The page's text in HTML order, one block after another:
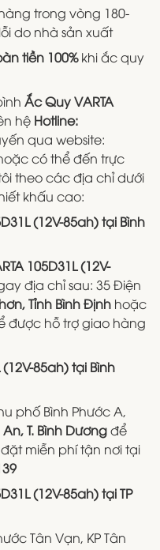
trong vòng 180-
do nhà sản xuất
tiền 100%khi ắc quy
Ắc Quy VARTA
hệ Hotline:
qua website:
có thể đến trực
theo các địa chỉ dưới
khấu cao:
(12V-85ah) tại Bình
105D31L (12V-
địa chỉ sau: 35 Điện
Tỉnh Bình Định hoặc
được hỗ trợ giao hàng
85ah) tại Bình
phố Bình Phước A,
An, T. Bình Dươngđể
miễn phí tận nơi tại
(12V-85ah) tại TP
Tân Vạn, KP Tân